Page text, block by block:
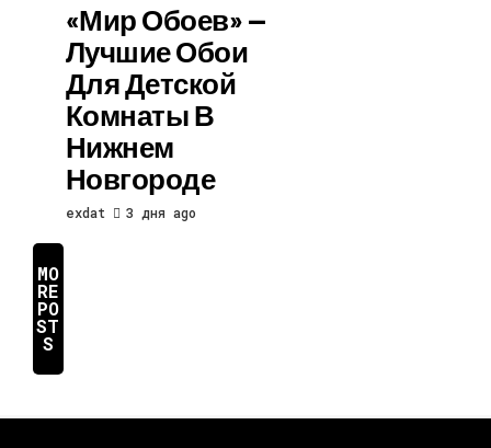
«Мир Обоев» —
Лучшие Обои
Для Детской
Комнаты В
Нижнем
Новгороде
exdat 3 дня ago
MO
RE
PO
ST
S